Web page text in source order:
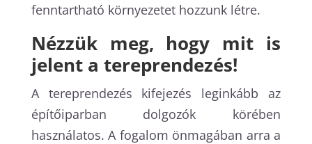
fenntartható környezetet hozzunk létre.
Nézzük meg, hogy mit is
jelent a tereprendezés!
A tereprendezés kifejezés leginkább az
építőiparban dolgozók körében
használatos. A fogalom önmagában arra a